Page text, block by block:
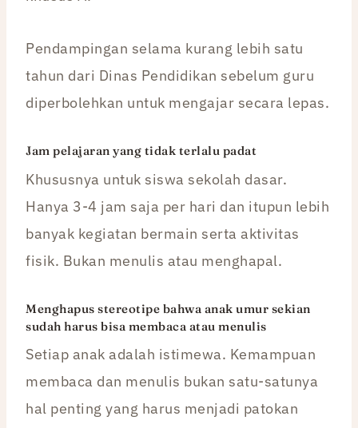
Pendampingan selama kurang lebih satu
tahun dari Dinas Pendidikan sebelum guru
diperbolehkan untuk mengajar secara lepas.
Jam pelajaran yang tidak terlalu padat
Khususnya untuk siswa sekolah dasar.
Hanya 3-4 jam saja per hari dan itupun lebih
banyak kegiatan bermain serta aktivitas
fisik. Bukan menulis atau menghapal.
Menghapus stereotipe bahwa anak umur sekian
sudah harus bisa membaca atau menulis
Setiap anak adalah istimewa. Kemampuan
membaca dan menulis bukan satu-satunya
hal penting yang harus menjadi patokan